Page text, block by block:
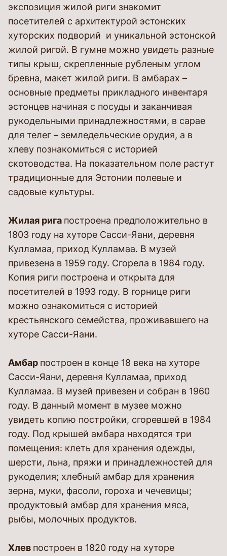
экспозиция жилой риги знакомит
посетителей с архитектурой эстонских
хуторских подворий и уникальной эстонской
жилой ригой. В гумне можно увидеть разные
типы крыш, скрепленные рубленым углом
бревна, макет жилой риги. В амбарах –
основные предметы прикладного инвентаря
эстонцев начиная с посуды и заканчивая
рукодельными принадлежностями, в сарае
для телег – земледельческие орудия, а в
хлеву познакомиться с историей
скотоводства. На показательном поле растут
традиционные для Эстонии полевые и
садовые культуры.
Жилая рига построена предположительно в
1803 году на хуторе Сасси-Яани, деревня
Кулламаа, приход Кулламаа. В музей
привезена в 1959 году. Сгорела в 1984 году.
Копия риги построена и открыта для
посетителей в 1993 году. В горнице риги
можно ознакомиться с историей
крестьянского семейства, проживавшего на
хуторе Сасси-Яани.
Амбар построен в конце 18 века на хуторе
Сасси-Яани, деревня Кулламаа, приход
Кулламаа. В музей привезен и собран в 1960
году. В данный момент в музее можно
увидеть копию постройки, сгоревшей в 1984
году. Под крышей амбара находятся три
помещения: клеть для хранения одежды,
шерсти, льна, пряжи и принадлежностей для
рукоделия; хлебный амбар для хранения
зерна, муки, фасоли, гороха и чечевицы;
продуктовый амбар для хранения мяса,
рыбы, молочных продуктов.
Хлев построен в 1820 году на хуторе